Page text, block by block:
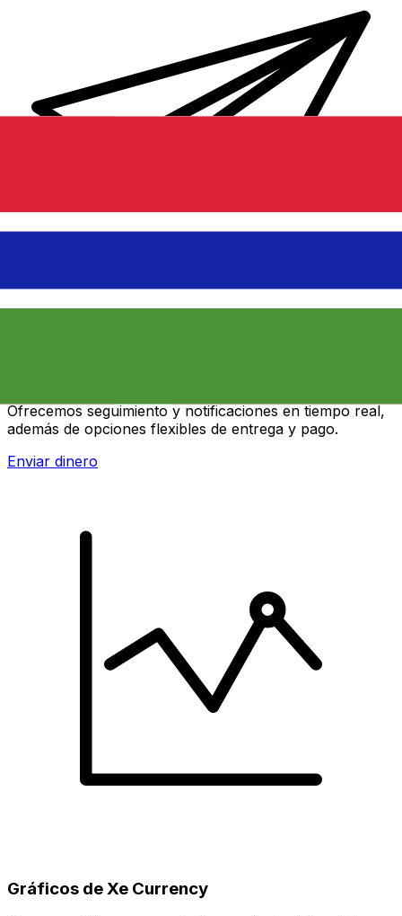
Ofrecemos seguimiento y notificaciones en tiempo real,
además de opciones flexibles de entrega y pago.
Enviar dinero
Gráficos de Xe Currency